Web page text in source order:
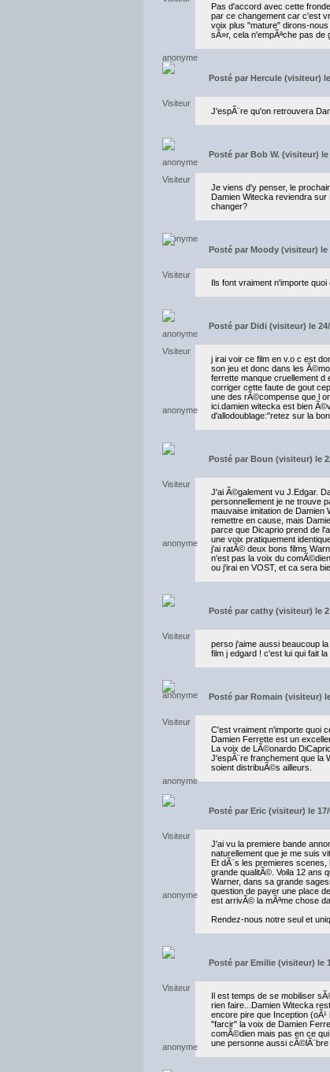
Pas d'accord avec cette
par ce changement car c'est
voix plus "mature" dirons-
sÃ»r, cela n'empÃªche pas
Posté par Hercule (visiteur)
J'espÃ¨re qu'on retrouvera
Posté par Bob W. (visiteur) le
Je viens d'y penser, le
Damien Witecka reviendra
changer?
Posté par Moody (visiteur) le
Ils font vraiment n'importe
Posté par Didi (visiteur) le
j irai voir ce film en v.o c est
son jeu et donc dans les
ferrette manque cruellement
corriger cette faute de gout
une des rÃ©compense que l
ici.damien witecka est bien
d'allodoublage:"retez sur la
Posté par Boun (visiteur) le
J'ai Ã©galement vu J.Edgar.
personnellement je ne trouve
mauvaise imitation de Damien
remettre en cause, mais
parce que Dicaprio prend de
une voix pratiquement
j'ai ratÃ© deux bons films
n'est pas la voix du
ou j'irai en VOST, et ca sera
Posté par cathy (visiteur) le
perso j'aime aussi beaucoup
film j edgard ! c'est lui qui fait
Posté par Romain (visiteur)
C'est vraiment n'importe quoi
Damien Ferrette est un
La voix de LÃ©onardo
J'espÃ¨re franchement que la
soient distribuÃ©s ailleurs.
Posté par Eric (visiteur) le 17/
J'ai vu la premiere bande
naturellement que je me suis
Et dÃ¨s les premieres
grande qualitÃ©. Voila 12 ans
Warner, dans sa grande
question de payer une place
est arrivÃ© la mÃªme chose
Rendez-nous notre seul et
Posté par Emilie (visiteur) le
Il est temps de se mobiliser
rien faire...Damien Witecka
encore pire que Inception
"farcir" la voix de Damien
comÃ©dien mais pas en ce
une personne aussi